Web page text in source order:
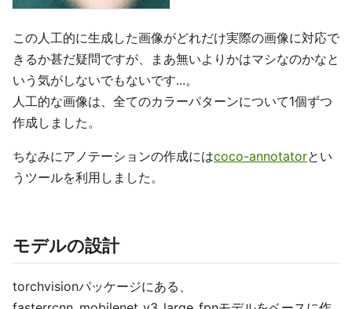
この人工的に生成した画像がどれだけ実際の画像に対応で
きるか甚だ疑問ですが、まあ無いよりかはマシなのかなと
いう気がしないでもないです...。
人工的な画像は、全てのカラーパターンについて1個ずつ
作成しました。
ちなみにアノテーションの作成にはcoco-annotatorとい
うツールを利用しました。
モデルの設計
torchvisionパッケージにある、